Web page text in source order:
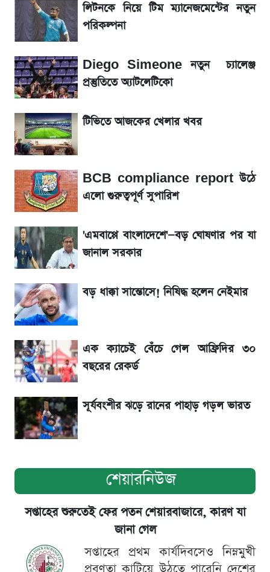
আগামীকালই স্পষ্ট হবে এসএসসি ফল প্রকাশের
তারিখ
৬ আগস্ট দেশের বাজারে স্বর্ণের দাম
শেখ হাসিনার দেশে ফেরা নিয়ে যা বললেন রুমিন
ফারহানা
রেকর্ড
শেয়ার বিজকে লিগ্যাল নোটিশ পাঠাল রবি, শুরু নতুন
বিতর্ক
রবির বড় সাফল্য! আয় কম বাড়লেও রেকর্ড মুনাফা ও
গ্রাহক বৃদ্ধি
এস আলমের দখলে থাকা ব্যাংক নিয়ে এলো নতুন
সৌদিতে বাংলাদেশিদের আকামা নবায়নে বদলে গেল
লিটনকে নিয়ে টিম ম্যানেজমেন্টের নতুন
পরিকল্পনা
Diego Simeone নতুন চ্যালেঞ্জ
প্রস্তুতিতে অ্যাটলেটিকো
টিভিতে আজকের খেলার খবর
BCB compliance report উঠে
এলো গুরুত্বপূর্ণ সুপারিশ
'এমবাপ্পে বাংলাদেশে'—বড় ঘোষণার পর যা
জানাল সরকার
বড় ধাক্কা সান্তোসে! নিষিদ্ধ হলেন নেইমার
এক ক্যাচেই বেঁচে গেল আফ্রিদির ৩০
বছরের রেকর্ড
সূর্যবংশীর ঝড়ে রানের পাহাড় গড়ল ভারত
শেয়ারনিউজ
সপ্তাহের শুরুতেই ফের পতন শেয়ারবাজারে, কারণ যা
জানা গেল
সপ্তাহের প্রথম কার্যদিবসেও নিম্নমুখী